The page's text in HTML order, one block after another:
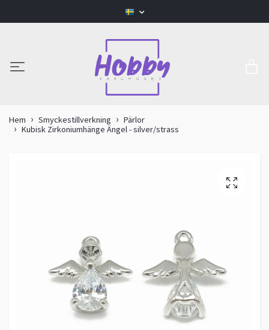
Hem Smyckestillverkning
Pärlor
Kubisk Zirkoniumhänge Ängel - silver/strass